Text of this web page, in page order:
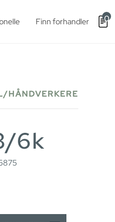
Finn forhandler 0
HÅNDVERKERE
6k